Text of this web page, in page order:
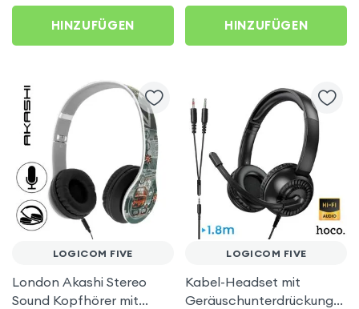
Logicom Five
HINZUFÜGEN HINZUFÜGEN
LOGICOM FIVE
London Akashi Stereo
Sound Kopfhörer mit
LOGICOM FIVE
Kabel-Headset mit
Geräuschunterdrückungs-